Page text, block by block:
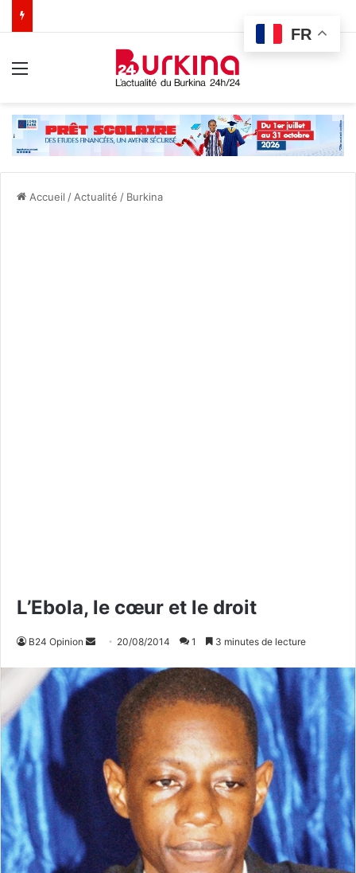
Accueil / Actualité / Burkina
L’Ebola, le cœur et le droit
B24 Opinion
v
u
n
20/08/2014 1 3 minutes de lecture
FR